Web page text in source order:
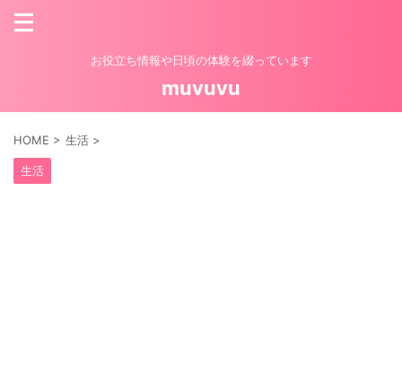
お役立ち情報や日頃の体験を綴っています
muvuvu
HOME > 生活 >
生活